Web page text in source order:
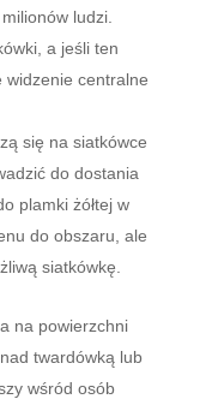
ludzi.
a jeśli ten
widzenie centralne
się na siatkówce
do dostania
plamki żółtej w
do obszaru, ale
siatkówkę.
na powierzchni
twardówką lub
wśród osób